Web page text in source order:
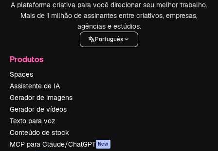
A plataforma criativa para você direcionar seu melhor trabalho.
Mais de 1 milhão de assinantes entre criativos, empresas,
agências e estúdios.
Português
Produtos
Spaces
Assistente de IA
Gerador de imagens
Gerador de vídeos
Texto para voz
Conteúdo de stock
MCP para Claude/ChatGPT New